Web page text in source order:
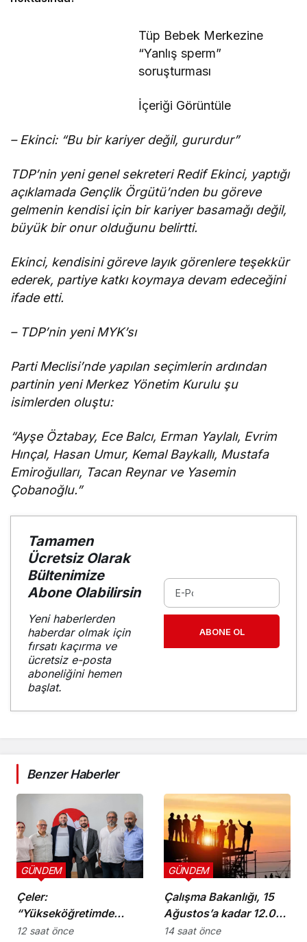
Tüp Bebek Merkezine
“Yanlış sperm”
soruşturması
İçeriği Görüntüle
– Ekinci: “Bu bir kariyer değil, gururdur”
TDP’nin yeni genel sekreteri Redif Ekinci, yaptığı
açıklamada Gençlik Örgütü’nden bu göreve
gelmenin kendisi için bir kariyer basamağı değil,
büyük bir onur olduğunu belirtti.
Ekinci, kendisini göreve layık görenlere teşekkür
ederek, partiye katkı koymaya devam edeceğini
ifade etti.
– TDP’nin yeni MYK’sı
Parti Meclisi’nde yapılan seçimlerin ardından
partinin yeni Merkez Yönetim Kurulu şu
isimlerden oluştu:
“Ayşe Öztabay, Ece Balcı, Erman Yaylalı, Evrim
Hınçal, Hasan Umur, Kemal Baykallı, Mustafa
Emiroğulları, Tacan Reynar ve Yasemin
Çobanoğlu.”
Tamamen
Ücretsiz Olarak
Bültenimize
Abone Olabilirsin
Yeni haberlerden
haberdar olmak için
fırsatı kaçırma ve
ücretsiz e-posta
aboneliğini hemen
başlat.
ABONE OL
Benzer Haberler
Çeler:
“Yükseköğretimde
günü kurtaran değil,
GÜNDEM
12 saat önce
Çalışma Bakanlığı, 15
Ağustos’a kadar 12.00-
16.00 saatleri arasında
GÜNDEM
14 saat önce